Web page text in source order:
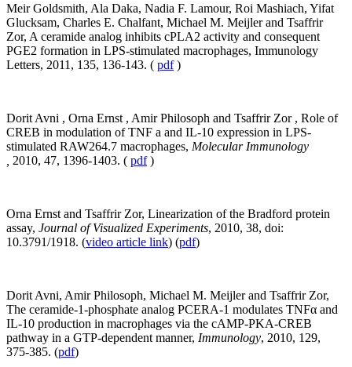
Meir Goldsmith, Ala Daka, Nadia F. Lamour, Roi Mashiach, Yifat
Glucksam, Charles E. Chalfant, Michael M. Meijler and Tsaffrir
Zor, A ceramide analog inhibits cPLA2 activity and consequent
PGE2 formation in LPS-stimulated macrophages, Immunology
Letters, 2011, 135, 136-143. ( pdf)
Dorit Avni , Orna Ernst , Amir Philosoph and Tsaffrir Zor , Role of
CREB in modulation of TNF a and IL-10 expression in LPS-
stimulated RAW264.7 macrophages, Molecular Immunology
2010, 47, 1396-1403. ( pdf)
Orna Ernst and Tsaffrir Zor, Linearization of the Bradford protein
assay, Journal of Visualized Experiments, 2010, 38, doi:
10.3791/1918. (video article link) (pdf)
Dorit Avni, Amir Philosoph, Michael M. Meijler and Tsaffrir Zor,
The ceramide-1-phosphate analog PCERA-1 modulates TNFα and
IL-10 production in macrophages via the cAMP-PKA-CREB
pathway in a GTP-dependent manner, Immunology, 2010, 129,
375-385. (pdf)